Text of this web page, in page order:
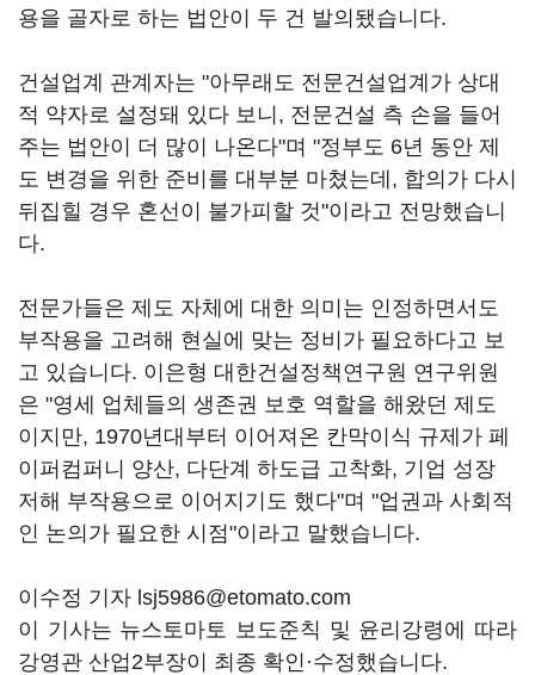
용을 골자로 하는 법안이 두 건 발의됐습니다.
건설업계 관계자는 "아무래도 전문건설업계가 상대
적 약자로 설정돼 있다 보니, 전문건설 측 손을 들어
주는 법안이 더 많이 나온다"며 "정부도 6년 동안 제
도 변경을 위한 준비를 대부분 마쳤는데, 합의가 다시
뒤집힐 경우 혼선이 불가피할 것"이라고 전망했습니
다.
전문가들은 제도 자체에 대한 의미는 인정하면서도
부작용을 고려해 현실에 맞는 정비가 필요하다고 보
고 있습니다. 이은형 대한건설정책연구원 연구위원
은 "영세 업체들의 생존권 보호 역할을 해왔던 제도
이지만, 1970년대부터 이어져온 칸막이식 규제가 페
이퍼컴퍼니 양산, 다단계 하도급 고착화, 기업 성장
저해 부작용으로 이어지기도 했다"며 "업권과 사회적
인 논의가 필요한 시점"이라고 말했습니다.
이수정 기자 lsj5986@etomato.com
이 기사는 뉴스토마토 보도준칙 및 윤리강령에 따라
강영관 산업2부장이 최종 확인·수정했습니다.